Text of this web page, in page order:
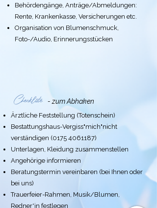
Behördengänge, Anträge/Abmeldungen:
Rente, Krankenkasse, Versicherungen etc.
Organisation von Blumenschmuck,
Foto-/Audio, Erinnerungsstücken
Checkliste - zum Abhaken
Ärztliche Feststellung (Totenschein)
Bestattungshaus-Vergiss"mich"nicht
verständigen (0175 4061187)
Unterlagen, Kleidung zusammenstellen
Angehörige informieren
Beratungstermin vereinbaren (bei Ihnen oder
bei uns)
Trauerfeier-Rahmen, Musik/Blumen,
Redner*in festlegen